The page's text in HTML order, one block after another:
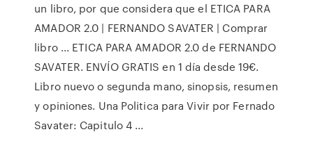
un libro, por que considera que el ETICA PARA
AMADOR 2.0 | FERNANDO SAVATER | Comprar
libro ... ETICA PARA AMADOR 2.0 de FERNANDO
SAVATER. ENVÍO GRATIS en 1 día desde 19€.
Libro nuevo o segunda mano, sinopsis, resumen
y opiniones. Una Politica para Vivir por Fernado
Savater: Capitulo 4 ...